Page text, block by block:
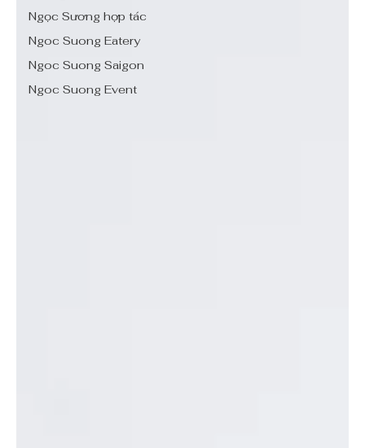
Ngọc Sương hợp tác
Ngoc Suong Eatery
Ngoc Suong Saigon
Ngoc Suong Event